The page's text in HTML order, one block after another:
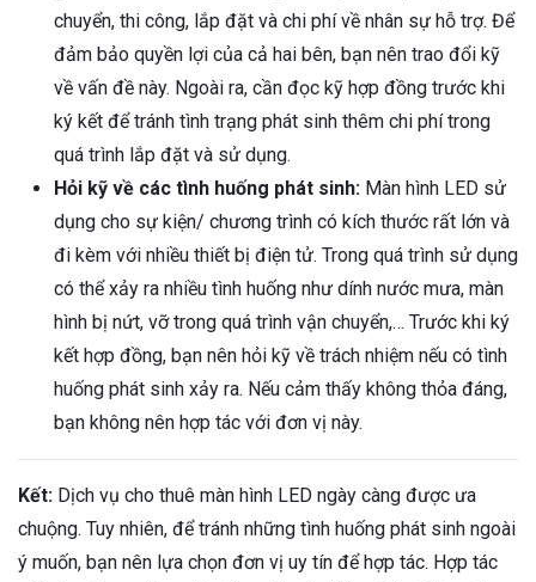
chuyển, thi công, lắp đặt và chi phí về nhân sự hỗ trợ. Để
đảm bảo quyền lợi của cả hai bên, bạn nên trao đổi kỹ
về vấn đề này. Ngoài ra, cần đọc kỹ hợp đồng trước khi
ký kết để tránh tình trạng phát sinh thêm chi phí trong
quá trình lắp đặt và sử dụng.
Hỏi kỹ về các tình huống phát sinh: Màn hình LED sử
dụng cho sự kiện/ chương trình có kích thước rất lớn và
đi kèm với nhiều thiết bị điện tử. Trong quá trình sử dụng
có thể xảy ra nhiều tình huống như dính nước mưa, màn
hình bị nứt, vỡ trong quá trình vận chuyển,… Trước khi ký
kết hợp đồng, bạn nên hỏi kỹ về trách nhiệm nếu có tình
huống phát sinh xảy ra. Nếu cảm thấy không thỏa đáng,
bạn không nên hợp tác với đơn vị này.
Kết: Dịch vụ cho thuê màn hình LED ngày càng được ưa
chuộng. Tuy nhiên, để tránh những tình huống phát sinh ngoài
ý muốn, bạn nên lựa chọn đơn vị uy tín để hợp tác. Hợp tác